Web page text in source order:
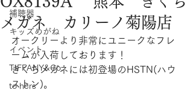
補聴器
キッズめがね
イベント
TIFFANY&Co.
to hers
メガネ カリーノ菊陽店
オークリーより非常にユニークなフレ
ームが入荷しております！
きくちメガネには初登場のHSTN(ハウ
ストン)。